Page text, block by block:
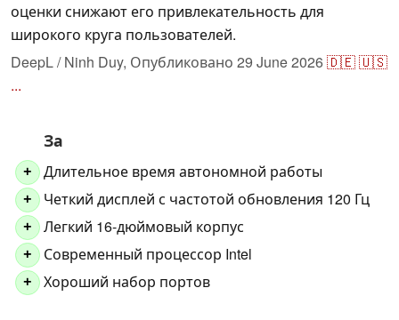
оценки снижают его привлекательность для
широкого круга пользователей.
DeepL / Ninh Duy, Опубликовано 29 June 2026🇩🇪🇺🇸
...
За
+ Длительное время автономной работы
+ Четкий дисплей с частотой обновления 120 Гц
+ Легкий 16-дюймовый корпус
+ Современный процессор Intel
+ Хороший набор портов